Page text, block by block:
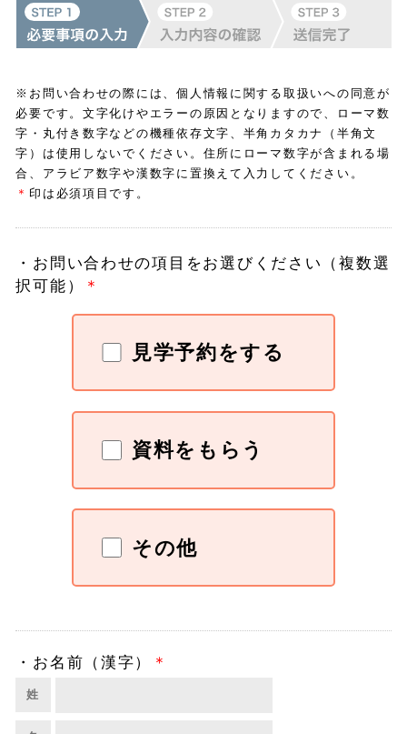
※お問い合わせの際には、個人情報に関する取扱いへの同意が
必要です。 文字化けやエラーの原因となりますので、ローマ数
字・丸付き数字などの機種依存文字、半角カタカナ（半角文
字）は使用しないでください。 住所にローマ数字が含まれる場
合、アラビア数字や漢数字に置換えて入力してください。
＊印は必須項目です。
・ お問い合わせの項目をお選びください（複数選
択可能）
＊
見学予約をする
資料をもらう
その他
・ お名前（漢字） ＊
姓